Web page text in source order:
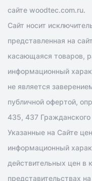
сайте woodtec.com.ru.
Сайт носит
представленная на
касающаяся товаров,
информационный
не является
публичной офертой,
435, 437
Указанные на Сайте
информационный
действительных цен в
представительствах